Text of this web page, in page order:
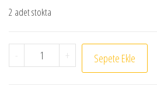
2 adet stokta
- + Sepete Ekle